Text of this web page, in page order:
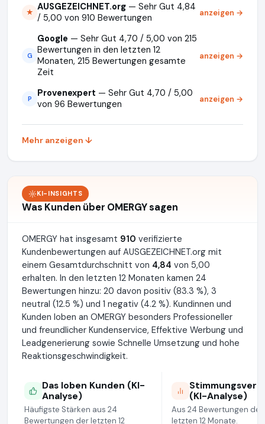
★ AUSGEZEICHNET.org — Sehr Gut 4,84
/ 5,00 von 910 Bewertungen
anzeigen →
G
Google — Sehr Gut 4,70 / 5,00 von 215
Bewertungen in den letzten 12
Monaten, 215 Bewertungen gesamte
Zeit
anzeigen →
P Provenexpert — Sehr Gut 4,70 / 5,00
von 96 Bewertungen
anzeigen →
Mehr anzeigen ↓
KI-INSIGHTS
Was Kunden über OMERGY sagen
OMERGY hat insgesamt 910 verifizierte
Kundenbewertungen auf AUSGEZEICHNET.org mit
einem Gesamtdurchschnitt von 4,84 von 5,00
erhalten. In den letzten 12 Monaten kamen 24
Bewertungen hinzu: 20 davon positiv (83.3 %), 3
neutral (12.5 %) und 1 negativ (4.2 %). Kundinnen und
Kunden loben an OMERGY besonders Professioneller
und freundlicher Kundenservice, Effektive Werbung und
Leadgenerierung sowie Schnelle Umsetzung und hohe
Reaktionsgeschwindigkeit.
Das loben Kunden (KI-
Analyse)
Häufigste Stärken aus 24
Bewertungen der letzten 12
(KI-Analyse)
Aus 24 Bewertungen der
letzten 12 Monate.